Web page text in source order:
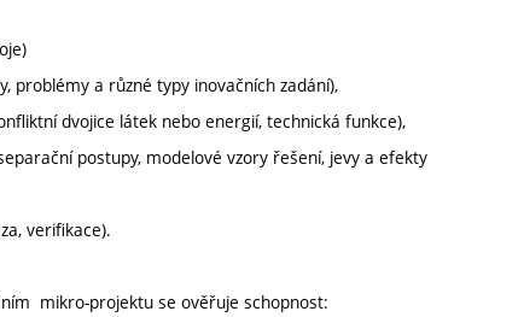
problémy a různé typy inovačních zadání),
dvojice látek nebo energií, technická funkce),
postupy, modelové vzory řešení, jevy a efekty
verifikace).
mikro-projektu se ověřuje schopnost: